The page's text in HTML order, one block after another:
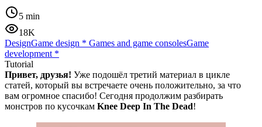
5 min
18K
DesignGame design * Games and game consolesGame
development *
Tutorial
Привет, друзья! Уже подошёл третий материал в цикле
статей, который вы встречаете очень положительно, за что
вам огромное спасибо! Сегодня продолжим разбирать
монстров по кусочкам Knee Deep In The Dead!